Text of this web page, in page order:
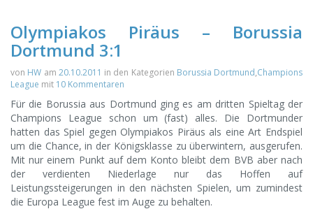
Olympiakos Piräus – Borussia
Dortmund 3:1
von HW am 20.10.2011 in den Kategorien Borussia Dortmund,Champions
League mit 10 Kommentaren
Für die Borussia aus Dortmund ging es am dritten Spieltag der
Champions League schon um (fast) alles. Die Dortmunder
hatten das Spiel gegen Olympiakos Piräus als eine Art Endspiel
um die Chance, in der Königsklasse zu überwintern, ausgerufen.
Mit nur einem Punkt auf dem Konto bleibt dem BVB aber nach
der verdienten Niederlage nur das Hoffen auf
Leistungssteigerungen in den nächsten Spielen, um zumindest
die Europa League fest im Auge zu behalten.